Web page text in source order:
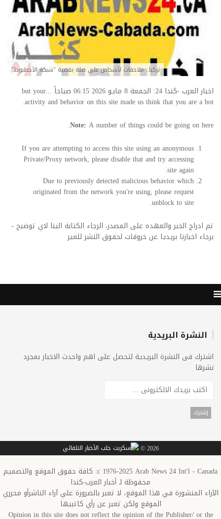
تركيا.. ملاحقات لأشخاص على صلة بقضية "شبكة الأخطبوط"
اخبار العرب -كندا 24: الجمعة 8 مايو 2026 06:15 صباحاً ...but your
activity and behavior on this site made us think that you are a bot.
Note: A number of things could be going on here.
If you are attempting to access this site using an anonymous
Private/Proxy network, please disable that and try accessing
site again.
Due to previously detected malicious behavior which
originated from the network you're using, please request
unblock to site.
تم ادراج الخبر والعهده على المصدر، الرجاء الكتابة الينا لاي توضبح -
برجاء اخبارنا بريديا عن خروقات لحقوق النشر للغير
النشرة البريدية
اشترك فى النشرة البريدية لتحصل على اهم واحدث الاخبار بمجرد
نشرها
2026 ©
c 1976-2025 Arab News 24 Int'l - Canada: كافة حقوق الموقع والتصميم
محفوظة لـ أخبار العرب-كندا
الآراء المنشورة في هذا الموقع، لا تعبر بالضرورة علي آراء الناشرأو محرري
الموقع ولكن تعبر عن رأي كاتبيها
Opinion in this site does not reflect the opinion of the Publisher/ or the